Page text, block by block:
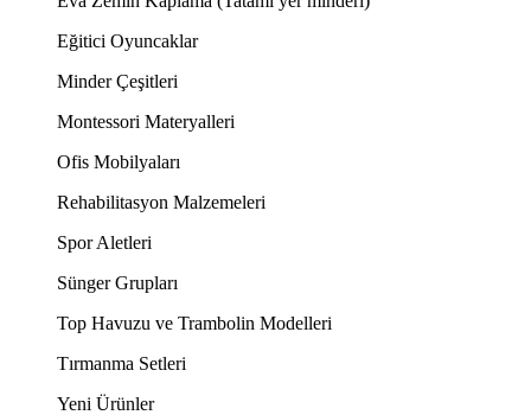
Eğitici Oyuncaklar
Minder Çeşitleri
Montessori Materyalleri
Ofis Mobilyaları
Rehabilitasyon Malzemeleri
Spor Aletleri
Sünger Grupları
Top Havuzu ve Trambolin Modelleri
Tırmanma Setleri
Yeni Ürünler